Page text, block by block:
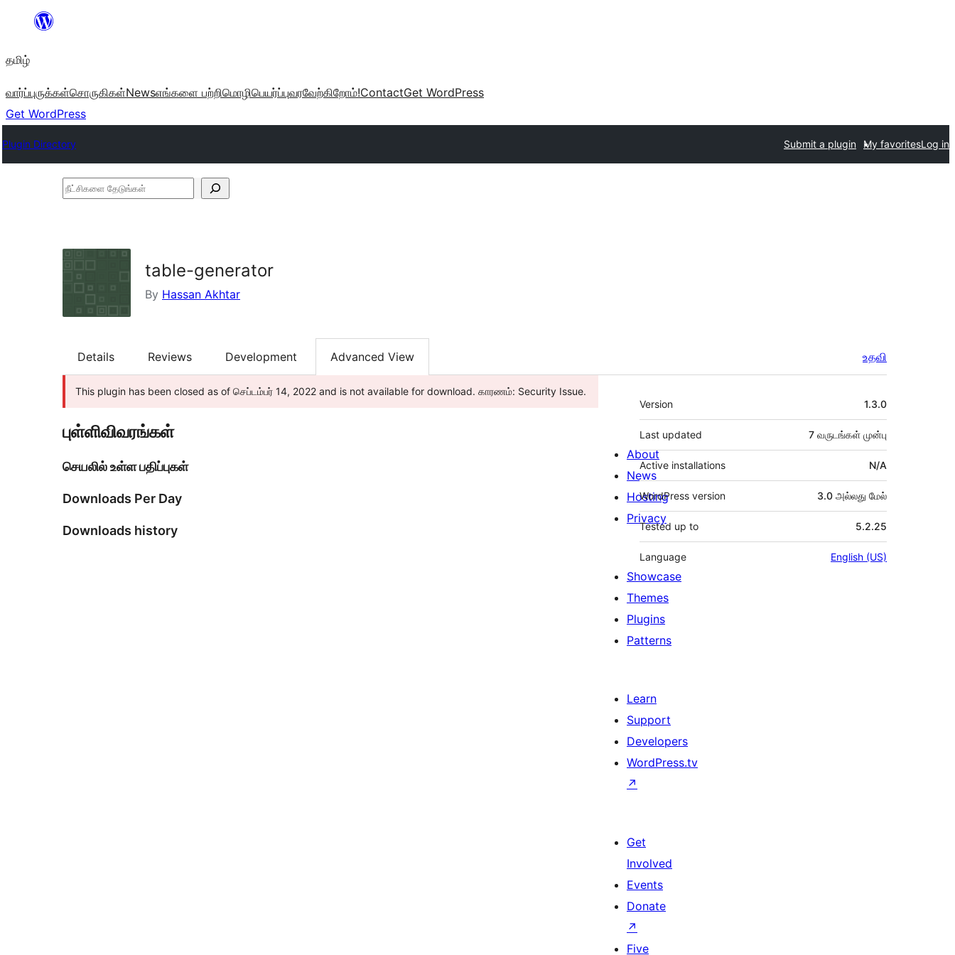
உள்ளடக்கத்திற்கு
தமிழ்
வார்ப்புருக்கள்சொருகிகள்Newsஎங்களை பற்றிமொழிபெயர்ப்புவரவேற்கிறோம்!ContactGet WordPress
Get WordPress
Plugin Directory Submit a plugin My favoritesLog in
நீட்சிகளை
table-generator
By Hassan Akhtar
Details Reviews Development Advanced View உதவி
This plugin has been closed as of செப்டம்பர் 14, 2022 and is not available for download. காரணம்: Security Issue.
புள்ளிவிவரங்கள்
செயலில் உள்ள பதிப்புகள்
Downloads Per Day
Downloads history
Meta
Version 1.3.0
Last updated 7 வருடங்கள் முன்பு
Active installations N/A
WordPress version 3.0 அல்லது மேல்
Tested up to 5.2.25
Language English (US)
About
News
Hosting
Privacy
Showcase
Themes
Plugins
Patterns
Learn
Support
Developers
WordPress.tv
↗
Get
Involved
Events
Donate
↗
Five